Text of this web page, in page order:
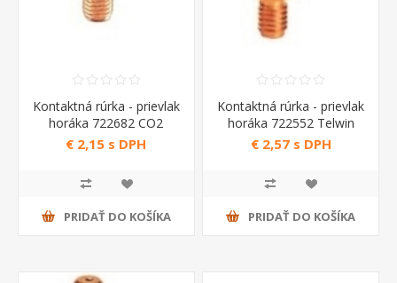
Kontaktná rúrka - prievlak
horáka 722682 CO2
Telwin
€ 2,15 s DPH
PRIDAŤ DO KOŠÍKA
Kontaktná rúrka - prievlak
horáka 722552 Telwin
€ 2,57 s DPH
PRIDAŤ DO KOŠÍKA